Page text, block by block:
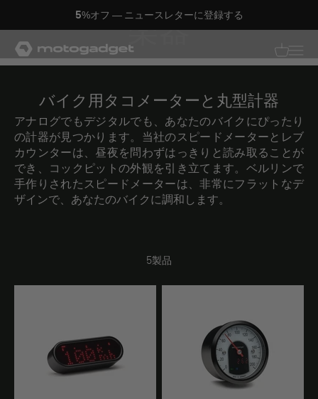
コンテンツへスキップ
5%オフ — ニュースレターに登録する
翻訳
モトガジェット社 翻訳があ
楽器
バイク用タコメーターと丸型計器
アナログでもデジタルでも、あなたのバイクにぴったり
の計器が見つかります。当社のスピードメーターとレブ
カウンターは、昼夜を問わずはっきりと読み取ることが
でき、コックピットの外観を引き立てます。ベルリンで
手作りされたスピードメーターは、非常にフラットなデ
ザインで、あなたのバイクに調和します。
5製品